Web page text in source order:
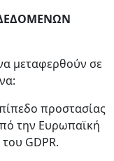
μεταφερθούν σε
προστασίας
την Ευρωπαϊκή
GDPR.